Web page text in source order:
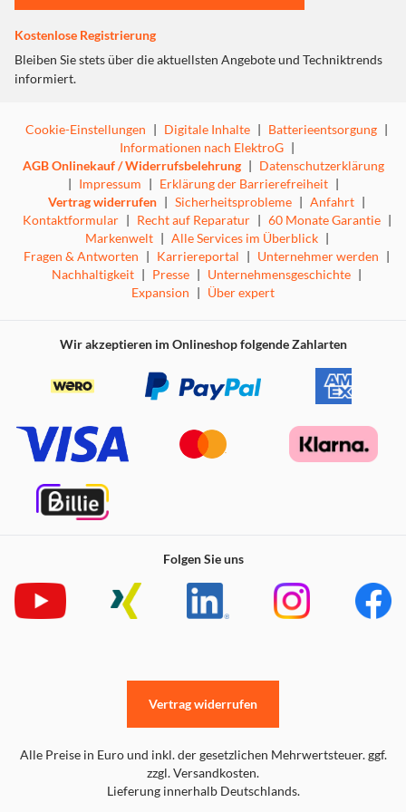
Via Satellit kann ein Vielfaches des Programmangebots
von TV- und Radiosendern empfangen werden, als dies
über Kabel und Antenne möglich ist. Allein über die
empfangen.
TV und Radio
Empfang aller freien digitalen TV- und Radioprogramme
via Satellit (FreiSat-Digital).
Kostenlose Registrierung
Bleiben Sie stets über die aktuellsten Angebote und Techniktrends
informiert.
Cookie-Einstellungen | Digitale Inhalte | Batterieentsorgung |
Informationen nach ElektroG |
AGB Onlinekauf / Widerrufsbelehrung | Datenschutzerklärung
| Impressum | Erklärung der Barrierefreiheit |
Vertrag widerrufen | Sicherheitsprobleme | Anfahrt |
Kontaktformular | Recht auf Reparatur | 60 Monate Garantie |
Markenwelt | Alle Services im Überblick |
Fragen & Antworten | Karriereportal | Unternehmer werden |
Nachhaltigkeit | Presse | Unternehmensgeschichte |
Expansion | Über expert
Wir akzeptieren im Onlineshop folgende Zahlarten
Folgen Sie uns
Alle Preise in Euro und inkl. der gesetzlichen Mehrwertsteuer. ggf.
zzgl. Versandkosten.
Lieferung innerhalb Deutschlands.
Vertrag widerrufen